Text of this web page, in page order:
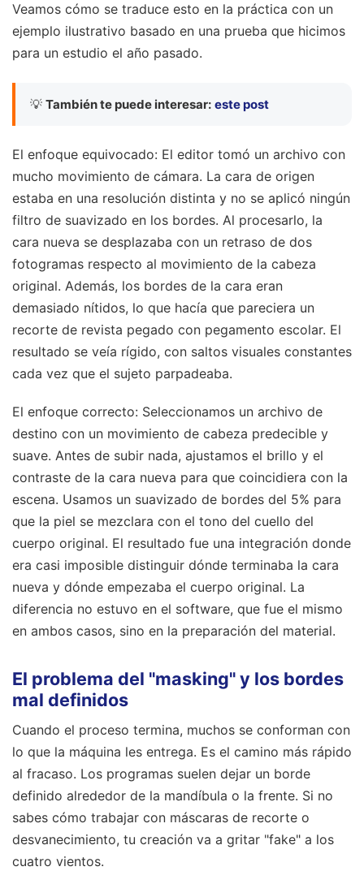
Veamos cómo se traduce esto en la práctica con un
ejemplo ilustrativo basado en una prueba que hicimos
para un estudio el año pasado.
💡 También te puede interesar: este post
El enfoque equivocado: El editor tomó un archivo con
mucho movimiento de cámara. La cara de origen
estaba en una resolución distinta y no se aplicó ningún
filtro de suavizado en los bordes. Al procesarlo, la
cara nueva se desplazaba con un retraso de dos
fotogramas respecto al movimiento de la cabeza
original. Además, los bordes de la cara eran
demasiado nítidos, lo que hacía que pareciera un
recorte de revista pegado con pegamento escolar. El
resultado se veía rígido, con saltos visuales constantes
cada vez que el sujeto parpadeaba.
El enfoque correcto: Seleccionamos un archivo de
destino con un movimiento de cabeza predecible y
suave. Antes de subir nada, ajustamos el brillo y el
contraste de la cara nueva para que coincidiera con la
escena. Usamos un suavizado de bordes del 5% para
que la piel se mezclara con el tono del cuello del
cuerpo original. El resultado fue una integración donde
era casi imposible distinguir dónde terminaba la cara
nueva y dónde empezaba el cuerpo original. La
diferencia no estuvo en el software, que fue el mismo
en ambos casos, sino en la preparación del material.
El problema del "masking" y los bordes
mal definidos
Cuando el proceso termina, muchos se conforman con
lo que la máquina les entrega. Es el camino más rápido
al fracaso. Los programas suelen dejar un borde
definido alrededor de la mandíbula o la frente. Si no
sabes cómo trabajar con máscaras de recorte o
desvanecimiento, tu creación va a gritar "fake" a los
cuatro vientos.